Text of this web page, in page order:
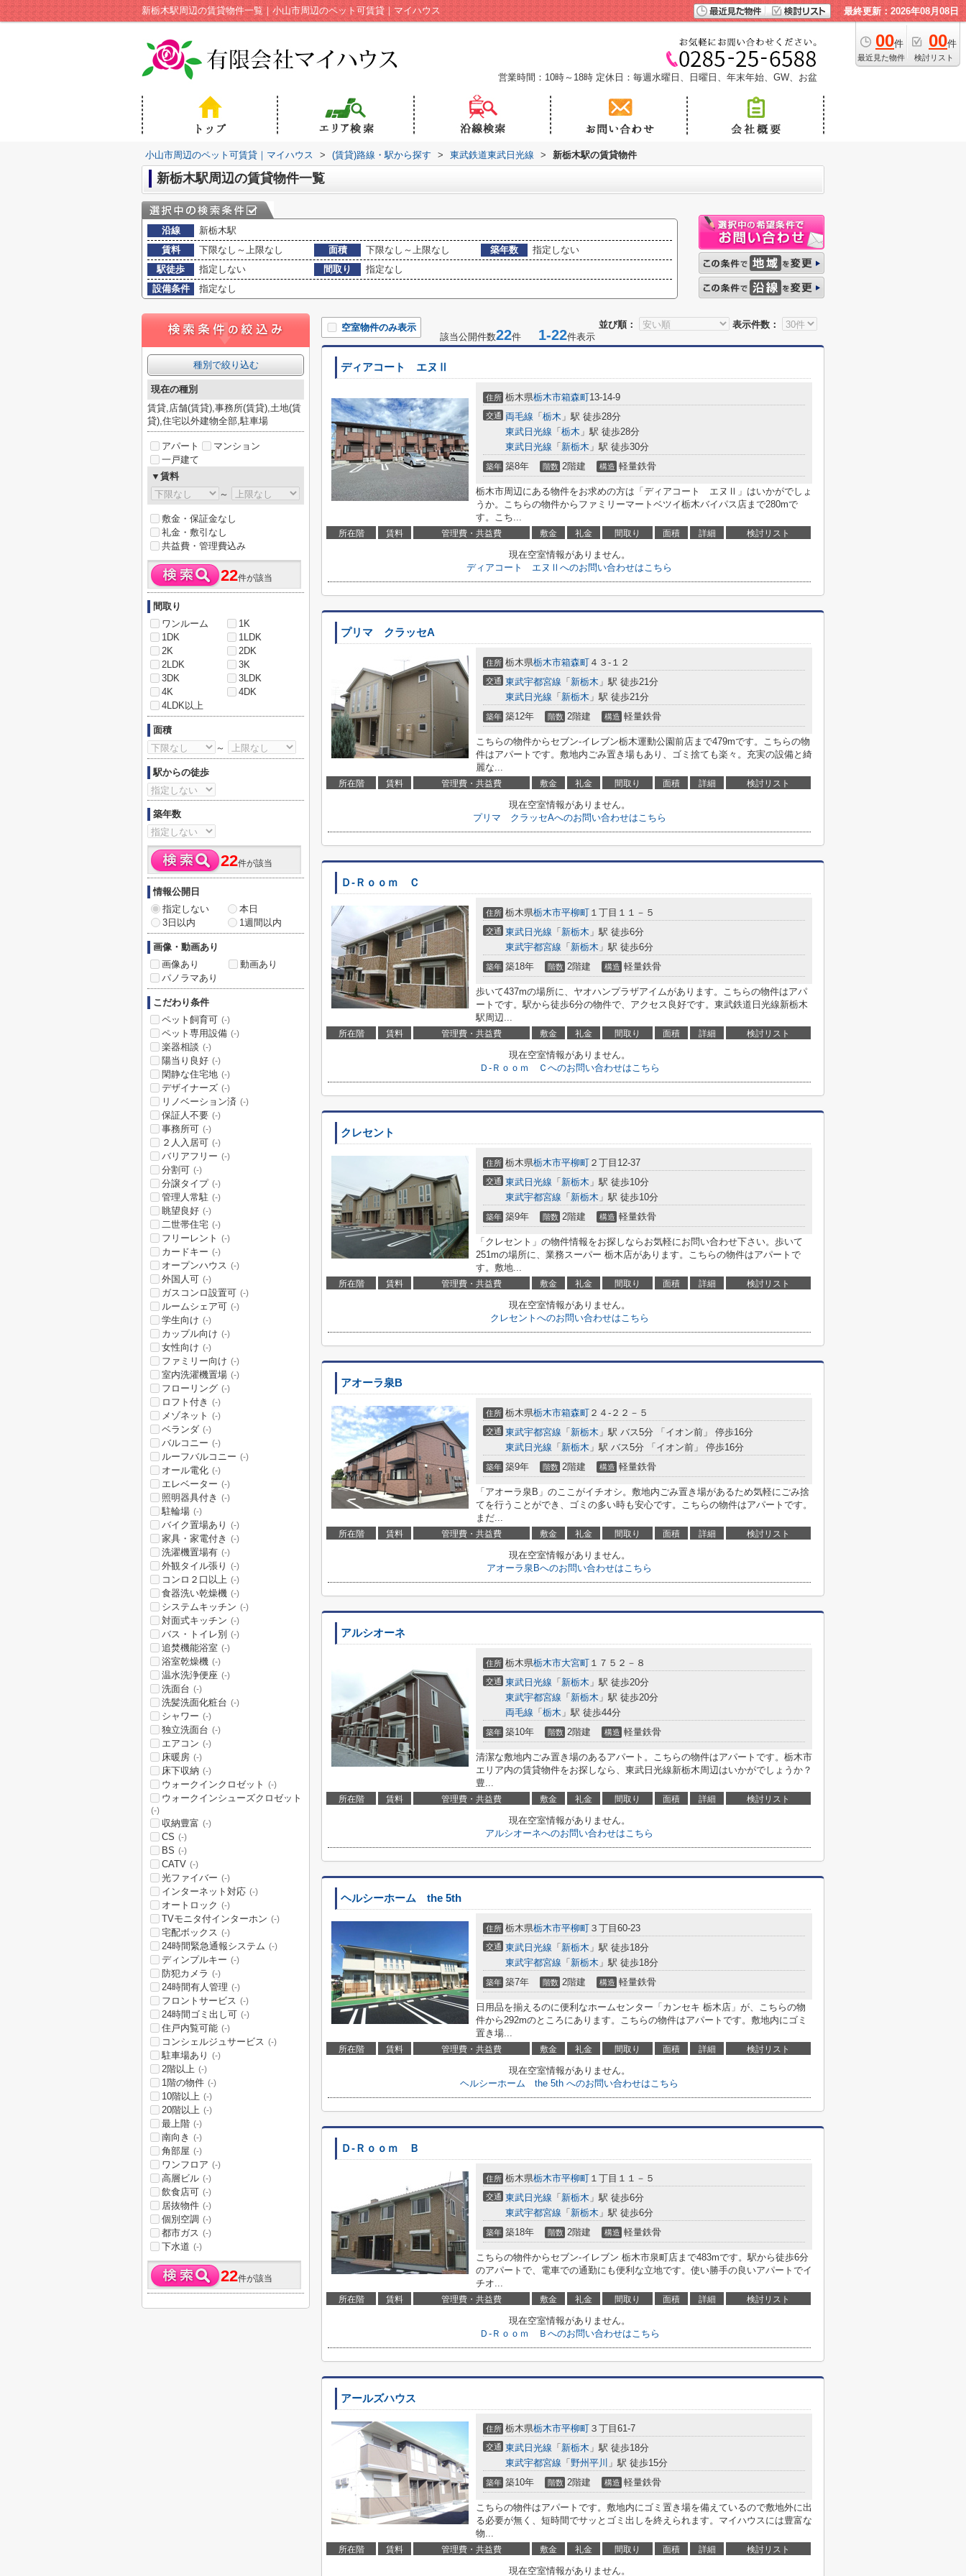
新栃木駅周辺の賃貸物件一覧｜小山市周辺のペット可賃貸｜マイハウス 最終更新：2026年08月08日
00件
最近見た物件
00件
検討リスト
営業時間：10時～18時 定休日：毎週水曜日、日曜日、年末年始、GW、お盆
小山市周辺のペット可賃貸｜マイハウス > (賃貸)路線・駅から探す > 東武鉄道東武日光線 > 新栃木駅の賃貸物件
新栃木駅周辺の賃貸物件一覧
沿線
新栃木駅
賃料
下限なし～上限なし 面積 下限なし～上限なし 築年数
指定しない
駅徒歩
指定しない 間取り
指定なし
設備条件
指定なし
並び順： 表示件数：
空室物件のみ表示
該当公開件数22件 1-22件表示
ディアコート エヌⅡ
住所 栃木県栃木市箱森町13-14-9
交通 両毛線 「 栃木 」駅 徒歩28分
東武日光線 「 栃木 」駅 徒歩28分
東武日光線 「 新栃木 」駅 徒歩30分
築年 築8年 階数 2階建 構造 軽量鉄骨
栃木市周辺にある物件をお求めの方は「ディアコート エヌⅡ」はいかがでしょ
うか。こちらの物件からファミリーマートベツイ栃木バイパス店まで280mで
す。こち...
所在階 賃料 管理費・共益費 敷金 礼金 間取り 面積 詳細 検討リスト
現在空室情報がありません。
ディアコート エヌⅡへのお問い合わせはこちら
プリマ クラッセA
住所 栃木県栃木市箱森町 ４３-１２
交通 東武宇都宮線 「 新栃木 」駅 徒歩21分
東武日光線 「 新栃木 」駅 徒歩21分
築年 築12年 階数 2階建 構造 軽量鉄骨
こちらの物件からセブン-イレブン栃木運動公園前店まで479mです。こちらの物
件はアパートです。敷地内ごみ置き場もあり、ゴミ捨ても楽々。充実の設備と綺
麗な...
所在階 賃料 管理費・共益費 敷金 礼金 間取り 面積 詳細 検討リスト
現在空室情報がありません。
プリマ クラッセAへのお問い合わせはこちら
Ｄ-Ｒｏｏｍ Ｃ
住所 栃木県栃木市平柳町 １丁目１１－５
交通 東武日光線 「 新栃木 」駅 徒歩6分
東武宇都宮線 「 新栃木 」駅 徒歩6分
築年 築18年 階数 2階建 構造 軽量鉄骨
歩いて437mの場所に、ヤオハンプラザアイムがあります。こちらの物件はアパ
ートです。駅から徒歩6分の物件で、アクセス良好です。東武鉄道日光線新栃木
駅周辺...
所在階 賃料 管理費・共益費 敷金 礼金 間取り 面積 詳細 検討リスト
現在空室情報がありません。
Ｄ-Ｒｏｏｍ Ｃへのお問い合わせはこちら
クレセント
住所 栃木県栃木市平柳町 ２丁目12-37
交通 東武日光線 「 新栃木 」駅 徒歩10分
東武宇都宮線 「 新栃木 」駅 徒歩10分
築年 築9年 階数 2階建 構造 軽量鉄骨
「クレセント」の物件情報をお探しならお気軽にお問い合わせ下さい。歩いて
251mの場所に、業務スーパー 栃木店があります。こちらの物件はアパートで
す。敷地...
所在階 賃料 管理費・共益費 敷金 礼金 間取り 面積 詳細 検討リスト
現在空室情報がありません。
クレセントへのお問い合わせはこちら
アオーラ泉B
住所 栃木県栃木市箱森町 ２４-２２－５
交通 東武宇都宮線 「 新栃木 」駅 バス5分 「イオン前」 停歩16分
東武日光線 「 新栃木 」駅 バス5分 「イオン前」 停歩16分
築年 築9年 階数 2階建 構造 軽量鉄骨
「アオーラ泉B」のここがイチオシ。敷地内ごみ置き場があるため気軽にごみ捨
てを行うことができ、ゴミの多い時も安心です。こちらの物件はアパートです。
まだ...
所在階 賃料 管理費・共益費 敷金 礼金 間取り 面積 詳細 検討リスト
現在空室情報がありません。
アオーラ泉Bへのお問い合わせはこちら
アルシオーネ
住所 栃木県栃木市大宮町 １７５２－８
交通 東武日光線 「 新栃木 」駅 徒歩20分
東武宇都宮線 「 新栃木 」駅 徒歩20分
両毛線 「 栃木 」駅 徒歩44分
築年 築10年 階数 2階建 構造 軽量鉄骨
清潔な敷地内ごみ置き場のあるアパート。こちらの物件はアパートです。栃木市
エリア内の賃貸物件をお探しなら、東武日光線新栃木周辺はいかがでしょうか？
豊...
所在階 賃料 管理費・共益費 敷金 礼金 間取り 面積 詳細 検討リスト
現在空室情報がありません。
アルシオーネへのお問い合わせはこちら
ヘルシーホーム the 5th
住所 栃木県栃木市平柳町 ３丁目60-23
交通 東武日光線 「 新栃木 」駅 徒歩18分
東武宇都宮線 「 新栃木 」駅 徒歩18分
築年 築7年 階数 2階建 構造 軽量鉄骨
日用品を揃えるのに便利なホームセンター「カンセキ 栃木店」が、こちらの物
件から292mのところにあります。こちらの物件はアパートです。敷地内にゴミ
置き場...
所在階 賃料 管理費・共益費 敷金 礼金 間取り 面積 詳細 検討リスト
現在空室情報がありません。
ヘルシーホーム the 5th へのお問い合わせはこちら
Ｄ-Ｒｏｏｍ Ｂ
住所 栃木県栃木市平柳町 １丁目１１－５
交通 東武日光線 「 新栃木 」駅 徒歩6分
東武宇都宮線 「 新栃木 」駅 徒歩6分
築年 築18年 階数 2階建 構造 軽量鉄骨
こちらの物件からセブン‐イレブン 栃木市泉町店まで483mです。駅から徒歩6分
のアパートで、電車での通勤にも便利な立地です。使い勝手の良いアパートでイ
チオ...
所在階 賃料 管理費・共益費 敷金 礼金 間取り 面積 詳細 検討リスト
現在空室情報がありません。
Ｄ-Ｒｏｏｍ Ｂへのお問い合わせはこちら
アールズハウス
住所 栃木県栃木市平柳町 ３丁目61-7
交通 東武日光線 「 新栃木 」駅 徒歩18分
東武宇都宮線 「 野州平川 」駅 徒歩15分
築年 築10年 階数 2階建 構造 軽量鉄骨
こちらの物件はアパートです。敷地内にゴミ置き場を備えているので敷地外に出
る必要が無く、短時間でサッとゴミ出しを終えられます。マイハウスには豊富な
物...
所在階 賃料 管理費・共益費 敷金 礼金 間取り 面積 詳細 検討リスト
現在空室情報がありません。
種別で絞り込む
現在の種別
賃貸,店舗(賃貸),事務所(賃貸),土地(賃
貸),住宅以外建物全部,駐車場
アパート
マンション
一戸建て
▼賃料
～
敷金・保証金なし
礼金・敷引なし
共益費・管理費込み
22件が該当
間取り
ワンルーム
1K
1DK
1LDK
2K
2DK
2LDK
3K
3DK
3LDK
4K
4DK
4LDK以上
面積
～
駅からの徒歩
築年数
22件が該当
情報公開日
指定しない
本日
3日以内
1週間以内
画像・動画あり
画像あり
動画あり
パノラマあり
こだわり条件
ペット飼育可 (-)
ペット専用設備 (-)
楽器相談 (-)
陽当り良好 (-)
閑静な住宅地 (-)
デザイナーズ (-)
リノベーション済 (-)
保証人不要 (-)
事務所可 (-)
２人入居可 (-)
バリアフリー (-)
分割可 (-)
分譲タイプ (-)
管理人常駐 (-)
眺望良好 (-)
二世帯住宅 (-)
フリーレント (-)
カードキー (-)
オープンハウス (-)
外国人可 (-)
ガスコンロ設置可 (-)
ルームシェア可 (-)
学生向け (-)
カップル向け (-)
女性向け (-)
ファミリー向け (-)
室内洗濯機置場 (-)
フローリング (-)
ロフト付き (-)
メゾネット (-)
ベランダ (-)
バルコニー (-)
ルーフバルコニー (-)
オール電化 (-)
エレベーター (-)
照明器具付き (-)
駐輪場 (-)
バイク置場あり (-)
家具・家電付き (-)
洗濯機置場有 (-)
外観タイル張り (-)
コンロ２口以上 (-)
食器洗い乾燥機 (-)
システムキッチン (-)
対面式キッチン (-)
バス・トイレ別 (-)
追焚機能浴室 (-)
浴室乾燥機 (-)
温水洗浄便座 (-)
洗面台 (-)
洗髪洗面化粧台 (-)
シャワー (-)
独立洗面台 (-)
エアコン (-)
床暖房 (-)
床下収納 (-)
ウォークインクロゼット (-)
ウォークインシューズクロゼット
(-)
収納豊富 (-)
CS (-)
BS (-)
CATV (-)
光ファイバー (-)
インターネット対応 (-)
オートロック (-)
TVモニタ付インターホン (-)
宅配ボックス (-)
24時間緊急通報システム (-)
ディンプルキー (-)
防犯カメラ (-)
24時間有人管理 (-)
フロントサービス (-)
24時間ゴミ出し可 (-)
住戸内覧可能 (-)
コンシェルジュサービス (-)
駐車場あり (-)
2階以上 (-)
1階の物件 (-)
10階以上 (-)
20階以上 (-)
最上階 (-)
南向き (-)
角部屋 (-)
ワンフロア (-)
高層ビル (-)
飲食店可 (-)
居抜物件 (-)
個別空調 (-)
都市ガス (-)
下水道 (-)
22件が該当